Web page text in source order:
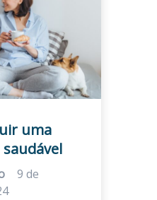
uma
9 de